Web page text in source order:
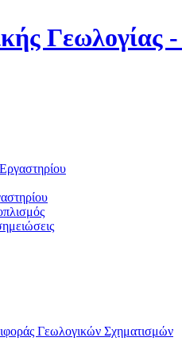
Γεωλογίας
Γεωλογικών Σχηματισμών